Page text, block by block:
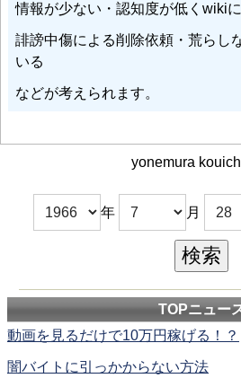
情報が少ない・認知度が低くwiki
誹謗中傷による削除依頼・荒らし
いる
などが考えられます。
yonemura
年 月
TOPニュー
動画を見るだけで10万円稼げる！？
闇バイトに引っかからない方法